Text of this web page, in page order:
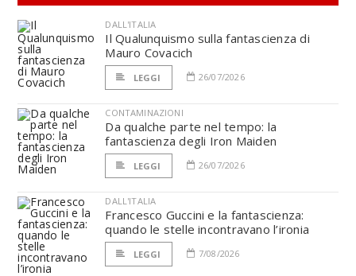
DALL'ITALIA
Il Qualunquismo sulla fantascienza di
Mauro Covacich
LEGGI 26/07/2026
CONTAMINAZIONI
Da qualche parte nel tempo: la
fantascienza degli Iron Maiden
LEGGI 26/07/2026
DALL'ITALIA
Francesco Guccini e la fantascienza:
quando le stelle incontravano l’ironia
LEGGI 7/08/2026